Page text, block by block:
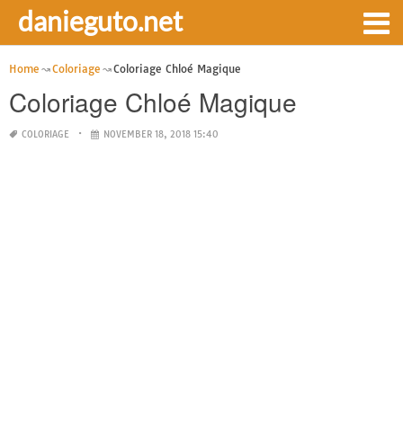
danieguto.net
Home Coloriage Coloriage Chloé Magique
Coloriage Chloé Magique
COLORIAGE NOVEMBER 18, 2018 15:40